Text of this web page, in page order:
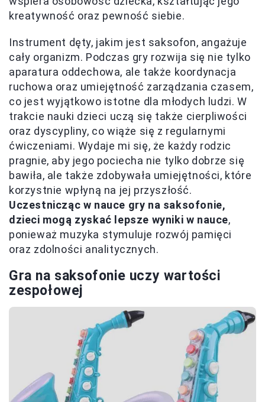
kreatywność oraz pewność siebie.
Instrument dęty, jakim jest saksofon, angażuje
cały organizm. Podczas gry rozwija się nie tylko
aparatura oddechowa, ale także koordynacja
ruchowa oraz umiejętność zarządzania czasem,
co jest wyjątkowo istotne dla młodych ludzi. W
trakcie nauki dzieci uczą się także cierpliwości
oraz dyscypliny, co wiąże się z regularnymi
ćwiczeniami. Wydaje mi się, że każdy rodzic
pragnie, aby jego pociecha nie tylko dobrze się
bawiła, ale także zdobywała umiejętności, które
korzystnie wpłyną na jej przyszłość.
Uczestnicząc w nauce gry na saksofonie,
dzieci mogą zyskać lepsze wyniki w nauce,
ponieważ muzyka stymuluje rozwój pamięci
oraz zdolności analitycznych.
Gra na saksofonie uczy wartości
zespołowej